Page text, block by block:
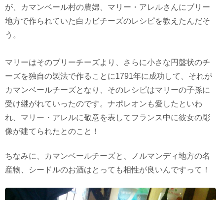
が、カマンベール村の農婦、マリー・アレルさんにブリー
地方で作られていた白カビチーズのレシピを教えたんだそ
う。
マリーはそのブリーチーズより、さらに小さな円盤状のチ
ーズを独自の製法で作ることに1791年に成功して、それが
カマンベールチーズとなり、そのレシピはマリーの子孫に
受け継がれていったのです。ナポレオンも愛したといわ
れ、マリー・アレルに敬意を表してフランス中に彼女の彫
像が建てられたとのこと！
ちなみに、カマンベールチーズと、ノルマンディ地方の名
産物、シードルのお酒はとっても相性が良いんですって！